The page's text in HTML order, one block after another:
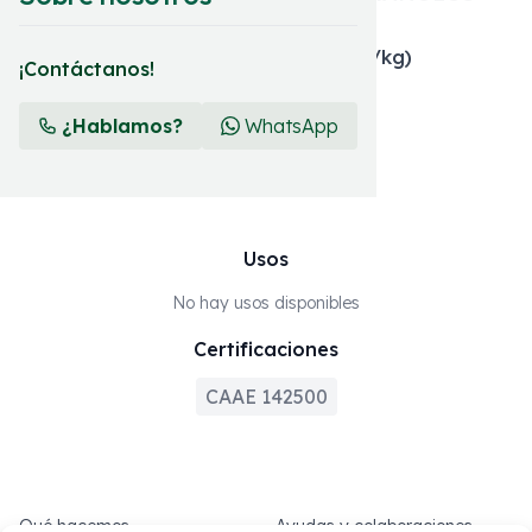
¡Contáctanos!
¿Hablamos? WhatsApp
Hidróxido Cúprico 40% p/p (400g/kg)
Formato y presentación
Usos
No hay usos disponibles
Certificaciones
CAAE 142500
Qué hacemos Ayudas y colaboraciones